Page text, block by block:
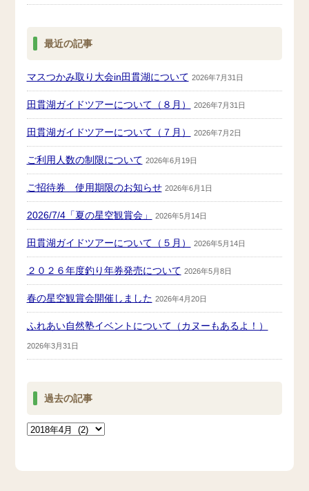
最近の記事
マスつかみ取り大会in田貫湖について 2026年7月31日
田貫湖ガイドツアーについて（８月） 2026年7月31日
田貫湖ガイドツアーについて（７月） 2026年7月2日
ご利用人数の制限について 2026年6月19日
ご招待券 使用期限のお知らせ 2026年6月1日
2026/7/4「夏の星空観賞会」 2026年5月14日
田貫湖ガイドツアーについて（５月） 2026年5月14日
２０２６年度釣り年券発売について 2026年5月8日
春の星空観賞会開催しました 2026年4月20日
ふれあい自然塾イベントについて（カヌーもあるよ！）
2026年3月31日
過去の記事
過